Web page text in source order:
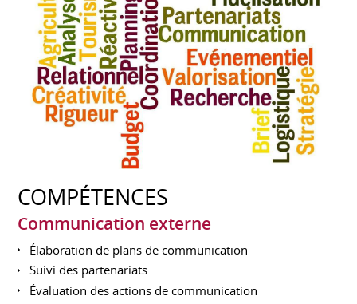
COMPÉTENCES
Communication externe
Élaboration de plans de communication
Suivi des partenariats
Évaluation des actions de communication